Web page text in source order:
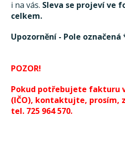
i na vás. Sleva se projeví ve
celkem.
Upozornění - Pole
POZOR!
Pokud potřebujete fakturu
(IČO), kontaktujte, prosím,
tel. 725 964 570.